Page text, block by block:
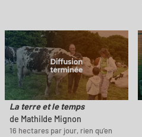
La terre et le temps
de Mathilde Mignon
16 hectares par jour, rien qu’en